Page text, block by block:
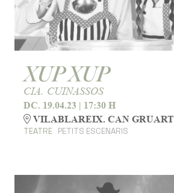
XUP XUP
CIA. CUINASSOS
DC. 19.04.23 | 17:30 H
VILABLAREIX. CAN GRUART
TEATRE PETITS ESCENARIS